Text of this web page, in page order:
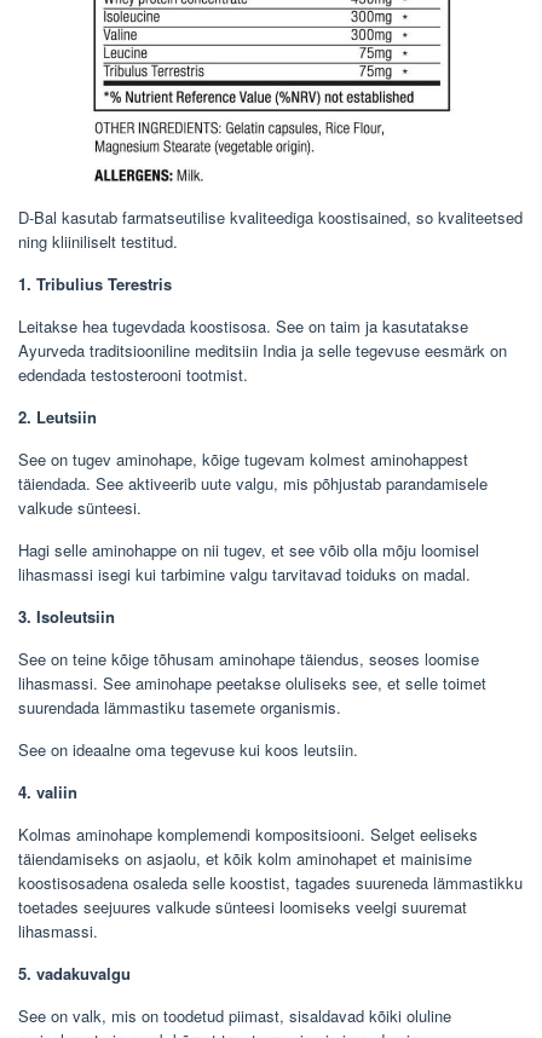
D-Bal kasutab farmatseutilise kvaliteediga koostisained, so kvaliteetsed
ning kliiniliselt testitud.
1. Tribulius Terestris
Leitakse hea tugevdada koostisosa. See on taim ja kasutatakse
Ayurveda traditsiooniline meditsiin India ja selle tegevuse eesmärk on
edendada testosterooni tootmist.
2. Leutsiin
See on tugev aminohape, kõige tugevam kolmest aminohappest
täiendada. See aktiveerib uute valgu, mis põhjustab parandamisele
valkude sünteesi.
Hagi selle aminohappe on nii tugev, et see võib olla mõju loomisel
lihasmassi isegi kui tarbimine valgu tarvitavad toiduks on madal.
3. Isoleutsiin
See on teine ​​kõige tõhusam aminohape täiendus, seoses loomise
lihasmassi. See aminohape peetakse oluliseks see, et selle toimet
suurendada lämmastiku tasemete organismis.
See on ideaalne oma tegevuse kui koos leutsiin.
4. valiin
Kolmas aminohape komplemendi kompositsiooni. Selget eeliseks
täiendamiseks on asjaolu, et kõik kolm aminohapet et mainisime
koostisosadena osaleda selle koostist, tagades suureneda lämmastikku
toetades seejuures valkude sünteesi loomiseks veelgi suuremat
lihasmassi.
5. vadakuvalgu
See on valk, mis on toodetud piimast, sisaldavad kõiki oluline